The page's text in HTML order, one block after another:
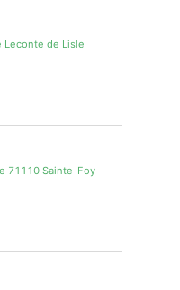
Leconte de Lisle
71110 Sainte-Foy